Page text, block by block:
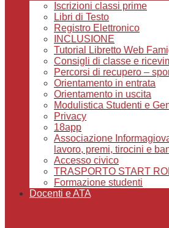
Iscrizioni classi prime
Libri di Testo
Registro Elettronico
INCLUSIONE
Tutorial Libretto Web
Consigli di classe e
Percorsi di recupero –
Orientamento in entrata
Orientamento in uscita
Modulistica Studenti e
Privacy
18app
Associazione
lavoro, premi, tirocini e
Accesso civico
TRASPORTO START
Formazione studenti
Docenti e ATA